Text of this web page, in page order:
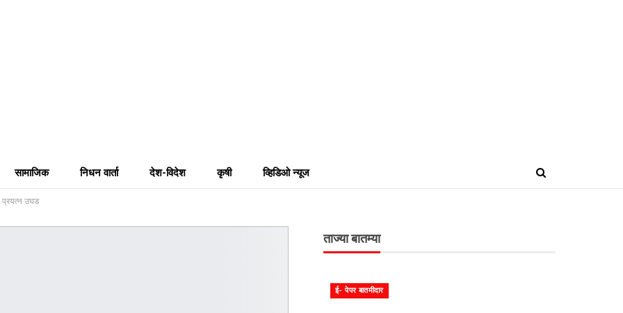
सामाजिक निधन वार्ता देश-विदेश कृषी व्हिडिओ न्यूज
प्रयत्न उघड
ताज्या बातम्या
ई- पेपर बातमीदार